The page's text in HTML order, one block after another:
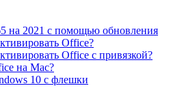
на 2021 с помощью обновления
Office?
Office c привязкой?
на Mac?
10 с флешки